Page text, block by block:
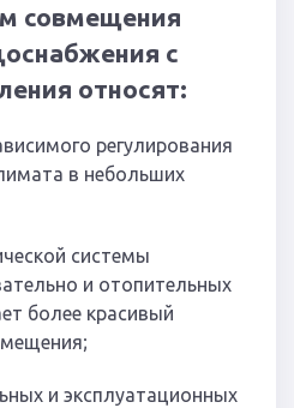
совмещения
с
относят:
регулирования
в небольших
системы
и отопительных
более красивый
и эксплуатационных